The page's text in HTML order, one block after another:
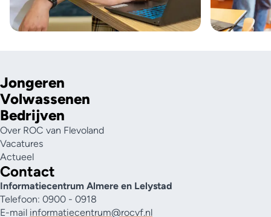
Jongeren
Volwassenen
Bedrijven
Over ROC van Flevoland
Vacatures
Actueel
Contact
Informatiecentrum Almere en Lelystad
Telefoon: 0900 - 0918
E-mail informatiecentrum@rocvf.nl